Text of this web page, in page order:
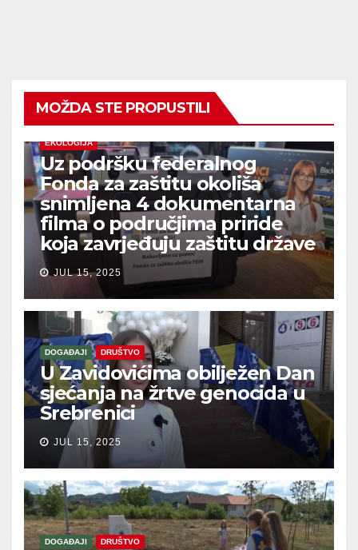
MOŽDA STE PROPUSTILI
EKOLOGIJA
Uz podršku federalnog
Fonda za zaštitu okoliša
snimljena 4 dokumentarna
filma o područjima priride
koja zavrjeđuju zaštitu države
JUL 15, 2025
DOGAĐAJI DRUŠTVO
U Zavidovićima obilježen Dan
sjećanja na žrtve genocida u
Srebrenici
JUL 15, 2025
DOGAĐAJI DRUŠTVO